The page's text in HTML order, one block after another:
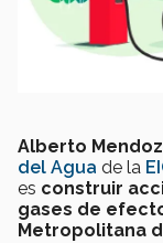
Alberto
del Agua de la
es construir
gases de
Metropolitana